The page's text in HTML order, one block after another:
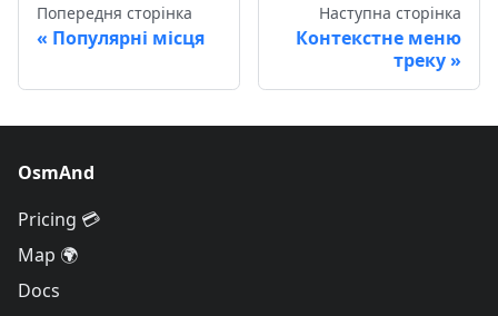
Попередня сторінка
Популярні місця
Наступна сторінка
Контекстне меню
треку
OsmAnd
Pricing 💳
Map 🌍
Docs